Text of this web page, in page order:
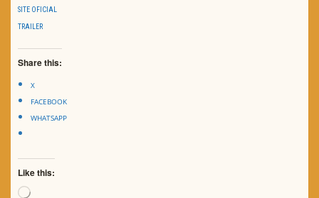
SITE OFICIAL
TRAILER
Share this:
X
FACEBOOK
WHATSAPP
Like this:
Loading…